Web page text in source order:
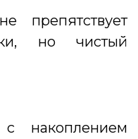
препятствует
но чистый
с накоплением